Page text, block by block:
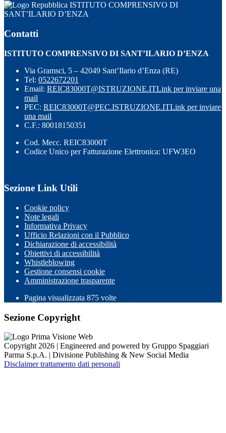
ISTITUTO COMPRENSIVO DI
SANT’ILARIO D’ENZA
Contatti
ISTITUTO COMPRENSIVO DI SANT’ILARIO D’ENZA
Via Gramsci, 5 – 42049 Sant’Ilario d’Enza (RE)
Tel: 0522672201
Email: REIC83000T@ISTRUZIONE.ITLink per inviare una
mail
PEC: REIC83000T@PEC.ISTRUZIONE.ITLink per inviare
una mail
C.F.: 80018150351
Cod. Mecc. REIC83000T
Codice Unico per Fatturazione Elettronica: UFW3EO
Sezione Link Utili
Cookie policy
Note legali
Informativa Privacy
Ufficio Relazioni con il Pubblico
Dichiarazione di accessibilità
Obiettivi di accessibilità
Whistleblowing
Gestione consensi cookie
Amministrazione trasparente
Pagina visualizzata 875 volte
Sezione Copyright
Copyright 2026 | Engineered and powered by Gruppo Spaggiari
Parma S.p.A. | Divisione Publishing & New Social Media
Disclaimer trattamento dati personali